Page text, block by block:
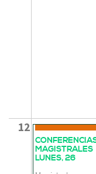
12
MAGISTRALES
LUNES, 26